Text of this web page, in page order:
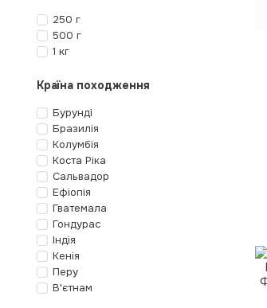
250 г
500 г
1 кг
Країна походження
Бурунді
Бразилія
Колумбія
Коста Ріка
Сальвадор
Ефіопія
Гватемала
Гондурас
Індія
Кенія
Перу
В'єтнам